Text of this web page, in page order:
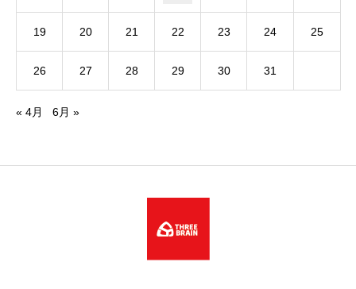
19 20 21 22 23 24 25
26 27 28 29 30 31
« 4月 6月 »